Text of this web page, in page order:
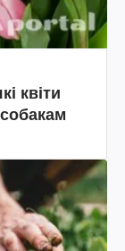
квіти